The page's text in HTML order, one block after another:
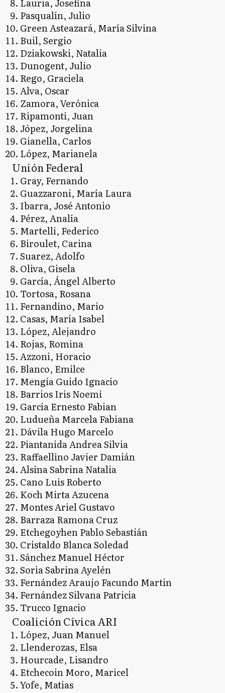
Pasqualín, Julio
Green Asteazará, María Silvina
Buil, Sergio
Dziakowski, Natalia
Dunogent, Julio
Rego, Graciela
Alva, Oscar
Zamora, Verónica
Ripamonti, Juan
Jópez, Jorgelina
Gianella, Carlos
López, Marianela
Unión Federal
Gray, Fernando
Guazzaroni, María Laura
Ibarra, José Antonio
Pérez, Analía
Martelli, Federico
Biroulet, Carina
Suarez, Adolfo
Oliva, Gisela
García, Ángel Alberto
Tortosa, Rosana
Fernandino, Mario
Casas, María Isabel
López, Alejandro
Rojas, Romina
Azzoni, Horacio
Blanco, Emilce
Mengia Guido Ignacio
Barrios Iris Noemi
García Ernesto Fabian
Ludueña Marcela Fabiana
Dávila Hugo Marcelo
Piantanida Andrea Silvia
Raffaellino Javier Damián
Alsina Sabrina Natalia
Cano Luis Roberto
Koch Mirta Azucena
Montes Ariel Gustavo
Barraza Ramona Cruz
Etchegoyhen Pablo Sebastián
Cristaldo Blanca Soledad
Sánchez Manuel Héctor
Soria Sabrina Ayelén
Fernández Araujo Facundo Martin
Fernández Silvana Patricia
Trucco Ignacio
Coalición Cívica ARI
López, Juan Manuel
Llenderozas, Elsa
Hourcade, Lisandro
Etchecoin Moro, Maricel
Yofe, Matias